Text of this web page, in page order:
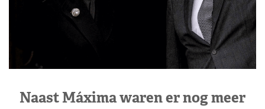
Naast Máxima waren er nog meer